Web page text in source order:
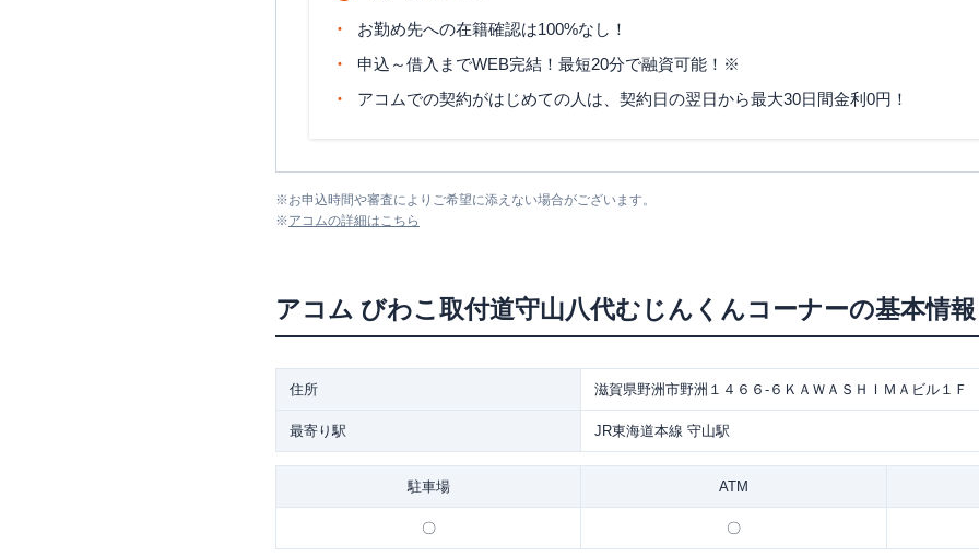
お勤め先への在籍確認は100%なし！
申込～借入までWEB完結！最短20分で融資可能！※
アコムでの契約がはじめての人は、契約日の翌日から最大30日間金利0円！
※お申込時間や審査によりご希望に添えない場合がございます。
※アコムの詳細はこちら
アコム びわこ取付道守山八代むじんくんコーナーの基本情報
住所 滋賀県野洲市野洲１４６６-６ＫＡＷＡＳＨＩＭＡビル１Ｆ
最寄り駅 JR東海道本線 守山駅
駐車場 ATM
〇 〇